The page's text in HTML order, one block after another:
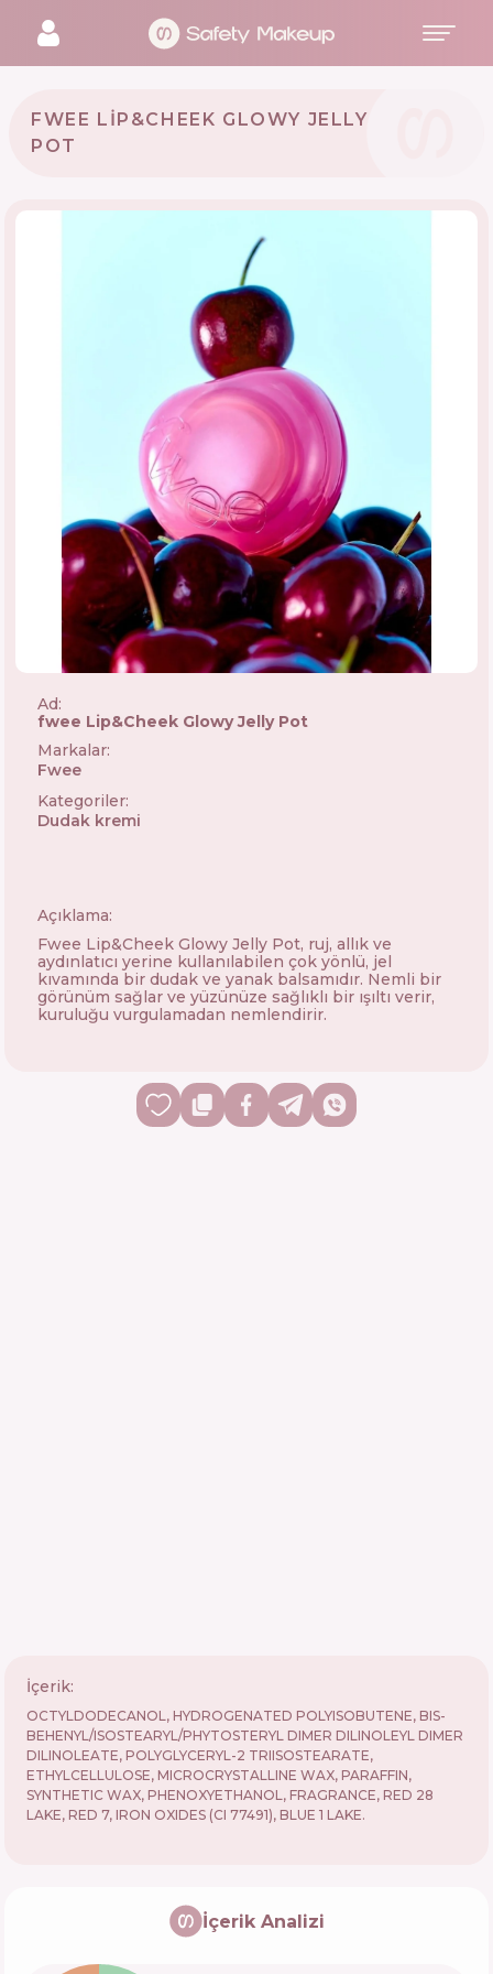
FWEE LIP&CHEEK GLOWY JELLY
POT
Ad:
fwee Lip&Cheek Glowy Jelly Pot
Markalar:
Fwee
Kategoriler:
Dudak kremi
Açıklama:
Fwee Lip&Cheek Glowy Jelly Pot, ruj, allık ve
aydınlatıcı yerine kullanılabilen çok yönlü, jel
kıvamında bir dudak ve yanak balsamıdır. Nemli bir
görünüm sağlar ve yüzünüze sağlıklı bir ışıltı verir,
kuruluğu vurgulamadan nemlendirir.
İçerik:
OCTYLDODECANOL, HYDROGENATED POLYISOBUTENE, BIS-
BEHENYL/ISOSTEARYL/PHYTOSTERYL DIMER DILINOLEYL DIMER
DILINOLEATE, POLYGLYCERYL-2 TRIISOSTEARATE,
ETHYLCELLULOSE, MICROCRYSTALLINE WAX, PARAFFIN,
SYNTHETIC WAX, PHENOXYETHANOL, FRAGRANCE, RED 28
LAKE, RED 7, IRON OXIDES (CI 77491), BLUE 1 LAKE.
İçerik Analizi